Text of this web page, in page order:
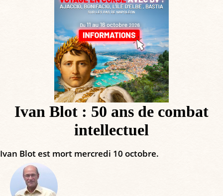
Ivan Blot : 50 ans de combat
intellectuel
Ivan Blot est mort mercredi 10 octobre.